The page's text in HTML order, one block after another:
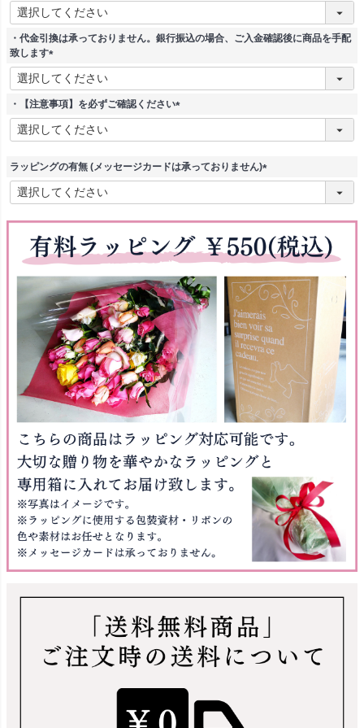
(
須
・代金引換は承っておりません。銀行振込の場合、ご入金確認後に商品を手配
致します
(
必
須
・【注意事項】を必ずご確認ください
(
)
ラッピングの有無 (メッセージカードは承っておりません)
(